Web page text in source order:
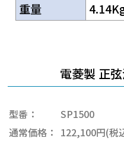
重量
電菱製 正
型番：
SP1500
通常価格： 122,100円(税